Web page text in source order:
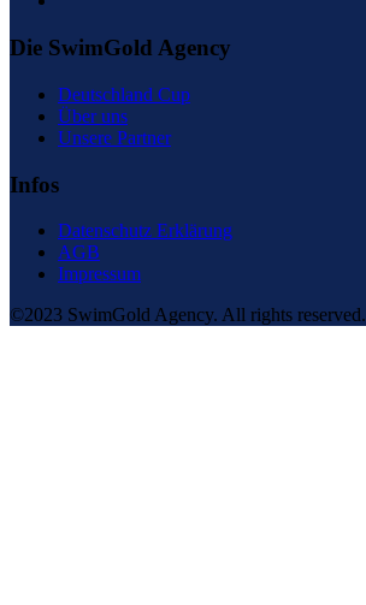
Die SwimGold Agency
Deutschland Cup
Über uns
Unsere Partner
Infos
Datenschutz Erklärung
AGB
Impressum
©2023 SwimGold Agency. All rights reserved.